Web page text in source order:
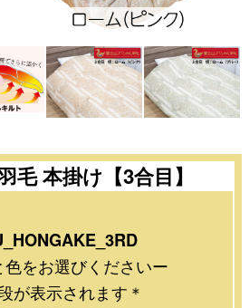
毛 本掛け【3合目】
をお選びくださいー
が表示されます＊